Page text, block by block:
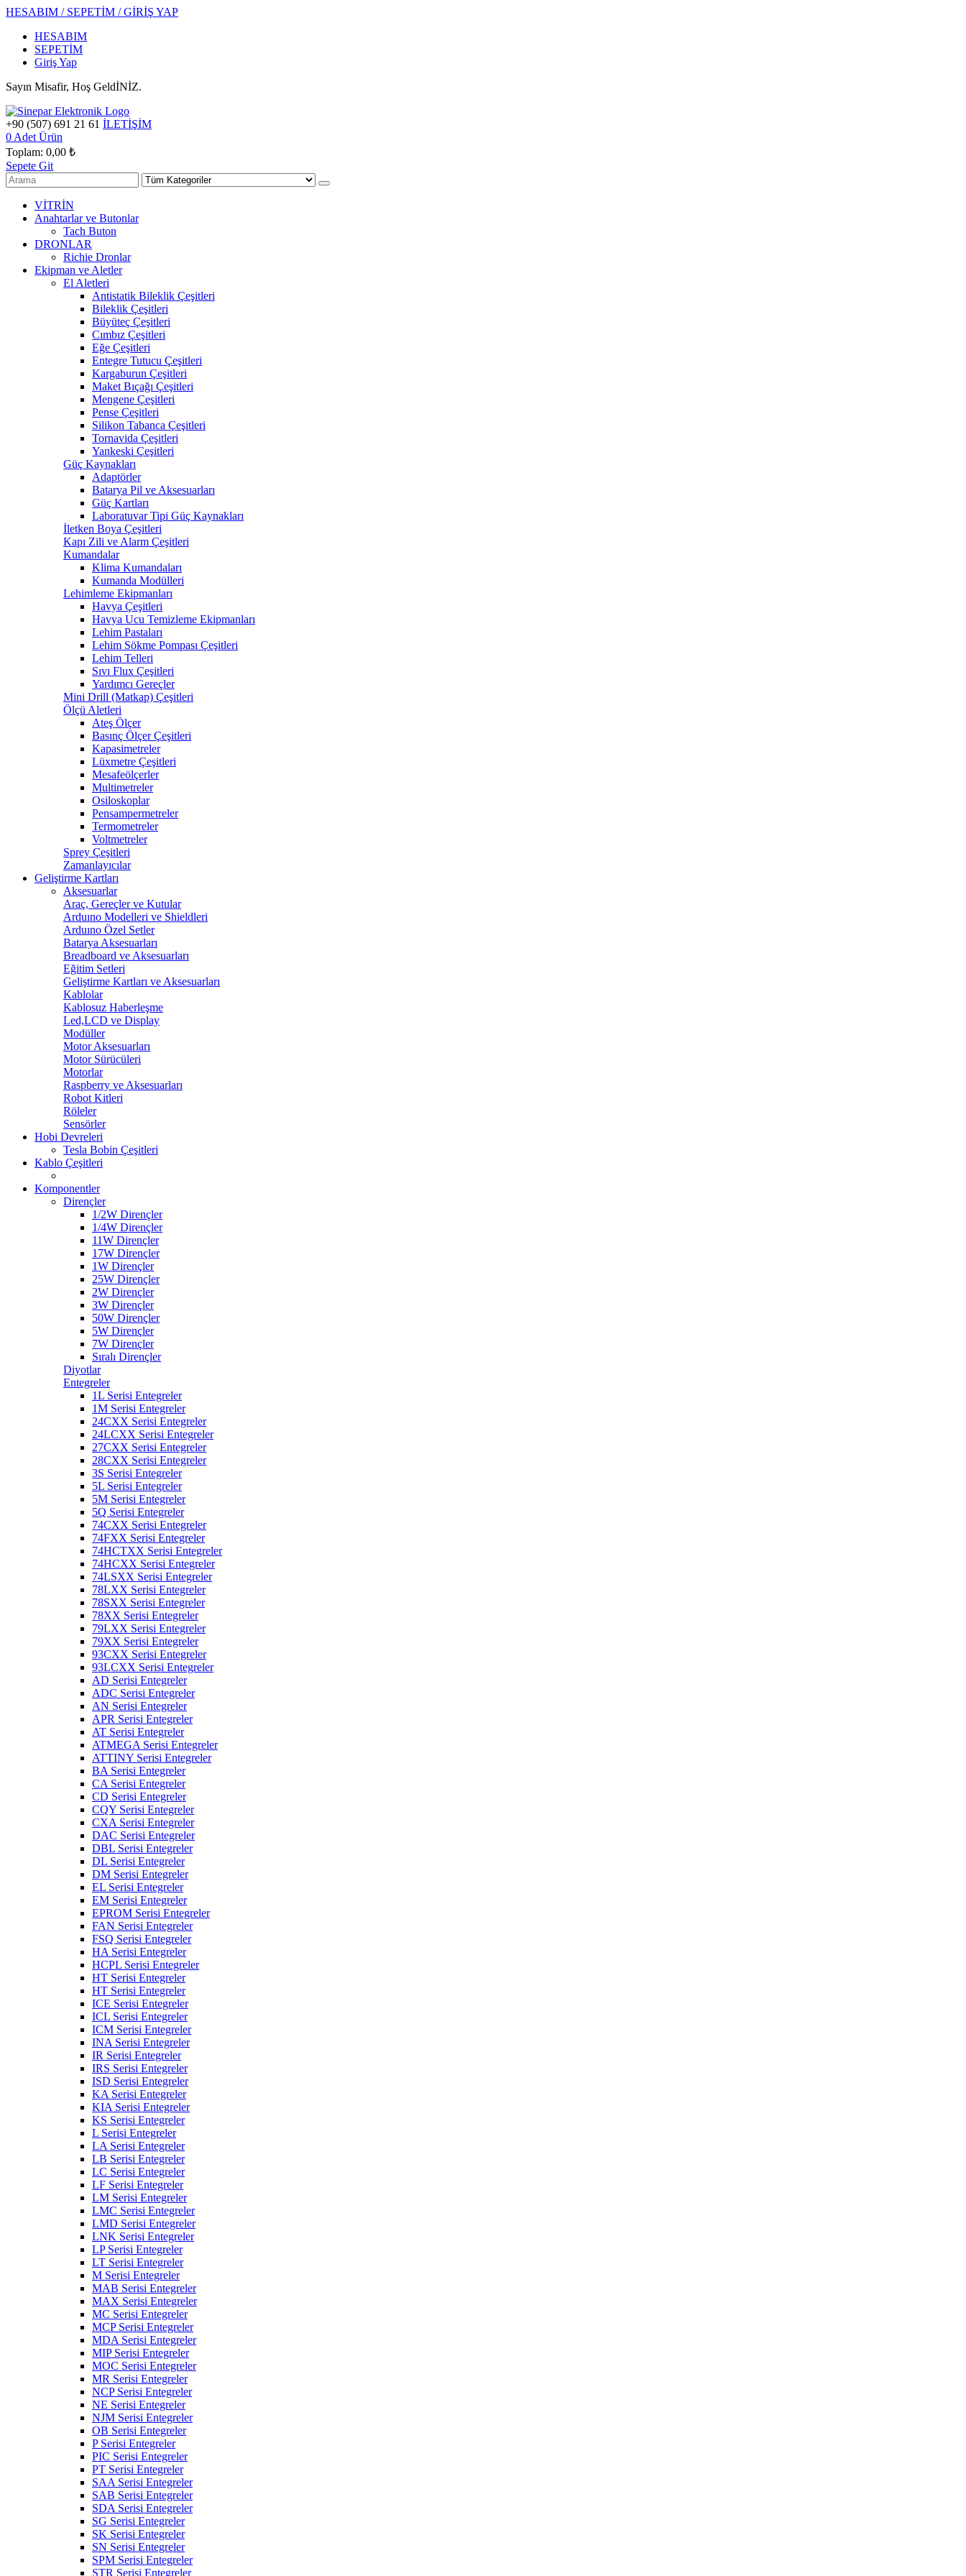
HESABIM / SEPETİM / GİRİŞ YAP
HESABIM
SEPETİM
Giriş Yap
Sayın Misafir, Hoş GeldİNİZ.
+90 (507) 691 21 61 İLETİŞİM
0 Adet Ürün
Toplam: 0,00 ₺
Sepete Git
VİTRİN
Anahtarlar ve Butonlar
Tach Buton
DRONLAR
Richie Dronlar
Ekipman ve Aletler
El Aletleri
Antistatik Bileklik Çeşitleri
Bileklik Çeşitleri
Büyüteç Çeşitleri
Cımbız Çeşitleri
Eğe Çeşitleri
Entegre Tutucu Çeşitleri
Kargaburun Çeşitleri
Maket Bıçağı Çeşitleri
Mengene Çeşitleri
Pense Çeşitleri
Silikon Tabanca Çeşitleri
Tornavida Çeşitleri
Yankeski Çeşitleri
Güç Kaynakları
Adaptörler
Batarya Pil ve Aksesuarları
Güç Kartları
Laboratuvar Tipi Güç Kaynakları
İletken Boya Çeşitleri
Kapı Zili ve Alarm Çeşitleri
Kumandalar
Klima Kumandaları
Kumanda Modülleri
Lehimleme Ekipmanları
Havya Çeşitleri
Havya Ucu Temizleme Ekipmanları
Lehim Pastaları
Lehim Sökme Pompası Çeşitleri
Lehim Telleri
Sıvı Flux Çeşitleri
Yardımcı Gereçler
Mini Drill (Matkap) Çeşitleri
Ölçü Aletleri
Ateş Ölçer
Basınç Ölçer Çeşitleri
Kapasimetreler
Lüxmetre Çeşitleri
Mesafeölçerler
Multimetreler
Osiloskoplar
Pensampermetreler
Termometreler
Voltmetreler
Sprey Çeşitleri
Zamanlayıcılar
Geliştirme Kartları
Aksesuarlar
Araç, Gereçler ve Kutular
Arduıno Modelleri ve Shieldleri
Arduıno Özel Setler
Batarya Aksesuarları
Breadboard ve Aksesuarları
Eğitim Setleri
Geliştirme Kartları ve Aksesuarları
Kablolar
Kablosuz Haberleşme
Led,LCD ve Display
Modüller
Motor Aksesuarları
Motor Sürücüleri
Motorlar
Raspberry ve Aksesuarları
Robot Kitleri
Röleler
Sensörler
Hobi Devreleri
Tesla Bobin Çeşitleri
Kablo Çeşitleri
Komponentler
Dirençler
1/2W Dirençler
1/4W Dirençler
11W Dirençler
17W Dirençler
1W Dirençler
25W Dirençler
2W Dirençler
3W Dirençler
50W Dirençler
5W Dirençler
7W Dirençler
Sıralı Dirençler
Diyotlar
Entegreler
1L Serisi Entegreler
1M Serisi Entegreler
24CXX Serisi Entegreler
24LCXX Serisi Entegreler
27CXX Serisi Entegreler
28CXX Serisi Entegreler
3S Serisi Entegreler
5L Serisi Entegreler
5M Serisi Entegreler
5Q Serisi Entegreler
74CXX Serisi Entegreler
74FXX Serisi Entegreler
74HCTXX Serisi Entegreler
74HCXX Serisi Entegreler
74LSXX Serisi Entegreler
78LXX Serisi Entegreler
78SXX Serisi Entegreler
78XX Serisi Entegreler
79LXX Serisi Entegreler
79XX Serisi Entegreler
93CXX Serisi Entegreler
93LCXX Serisi Entegreler
AD Serisi Entegreler
ADC Serisi Entegreler
AN Serisi Entegreler
APR Serisi Entegreler
AT Serisi Entegreler
ATMEGA Serisi Entegreler
ATTINY Serisi Entegreler
BA Serisi Entegreler
CA Serisi Entegreler
CD Serisi Entegreler
CQY Serisi Entegreler
CXA Serisi Entegreler
DAC Serisi Entegreler
DBL Serisi Entegreler
DL Serisi Entegreler
DM Serisi Entegreler
EL Serisi Entegreler
EM Serisi Entegreler
EPROM Serisi Entegreler
FAN Serisi Entegreler
FSQ Serisi Entegreler
HA Serisi Entegreler
HCPL Serisi Entegreler
HT Serisi Entegreler
HT Serisi Entegreler
ICE Serisi Entegreler
ICL Serisi Entegreler
ICM Serisi Entegreler
INA Serisi Entegreler
IR Serisi Entegreler
IRS Serisi Entegreler
ISD Serisi Entegreler
KA Serisi Entegreler
KIA Serisi Entegreler
KS Serisi Entegreler
L Serisi Entegreler
LA Serisi Entegreler
LB Serisi Entegreler
LC Serisi Entegreler
LF Serisi Entegreler
LM Serisi Entegreler
LMC Serisi Entegreler
LMD Serisi Entegreler
LNK Serisi Entegreler
LP Serisi Entegreler
LT Serisi Entegreler
M Serisi Entegreler
MAB Serisi Entegreler
MAX Serisi Entegreler
MC Serisi Entegreler
MCP Serisi Entegreler
MDA Serisi Entegreler
MIP Serisi Entegreler
MOC Serisi Entegreler
MR Serisi Entegreler
NCP Serisi Entegreler
NE Serisi Entegreler
NJM Serisi Entegreler
OB Serisi Entegreler
P Serisi Entegreler
PIC Serisi Entegreler
PT Serisi Entegreler
SAA Serisi Entegreler
SAB Serisi Entegreler
SDA Serisi Entegreler
SG Serisi Entegreler
SK Serisi Entegreler
SN Serisi Entegreler
SPM Serisi Entegreler
STR Serisi Entegreler